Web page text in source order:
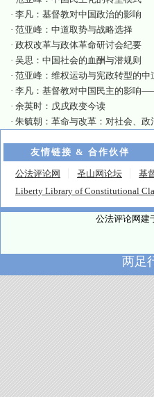
· 李凡：基督教对中国政治的影响
· 范亚峰：中道取势与战略选择
· 政权改革与政体革命研讨会纪要
· 吴思：中国社会的血酬与潜规则
· 范亚峰：维权运动与宪政转型的
· 李凡：基督教对中国民主的影响
· 余英时：戊戌政变今读
· 朱毓朝：革命与改革：对社会、政
友情链接 & 合作伙伴
公法评论网 圣山网论坛 基
Liberty Library of Constitutional
公法评论网建
两足